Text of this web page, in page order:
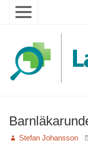
Rubriker
läkarboken
Stefan Johansson